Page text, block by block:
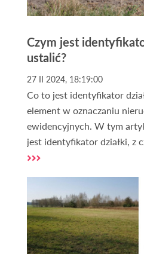
Czym jest
ustalić?
27 II 2024, 18:19:00
Co to jest identyfikator
element w oznaczaniu
ewidencyjnych. W tym
jest identyfikator działki, z
go można ustalić za